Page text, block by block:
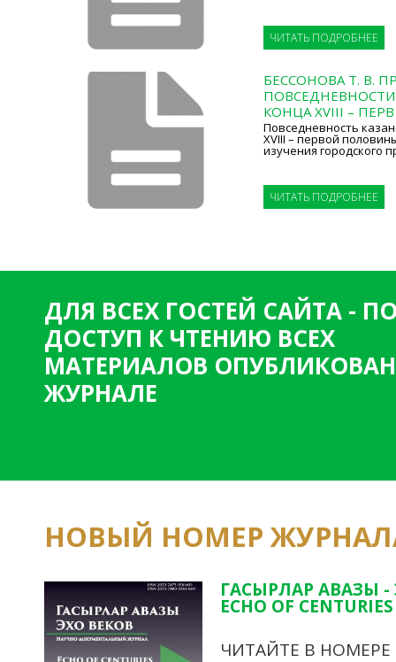
ЧИТАТЬ ПОДРОБНЕЕ
БЕССОНОВА Т. В.
КОНЦА XVIII – ПЕРВ
Повседневность
XVIII – первой
изучения городского
ЧИТАТЬ ПОДРОБНЕЕ
ДЛЯ ВСЕХ ГОСТЕЙ САЙТА -
ДОСТУП К ЧТЕНИЮ ВСЕХ
МАТЕРИАЛОВ
ЖУРНАЛЕ
НОВЫЙ НОМЕР
ГАСЫРЛАР АВАЗЫ -
ECHO OF
ЧИТАЙТЕ В НОМЕРЕ